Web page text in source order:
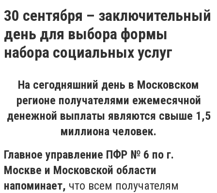
30 сентября – заключительный
день для выбора формы
набора социальных услуг
На сегодняшний день в Московском
регионе получателями ежемесячной
денежной выплаты являются свыше 1,5
миллиона человек.
Главное управление ПФР № 6 по г.
Москве и Московской области
напоминает, что всем получателям